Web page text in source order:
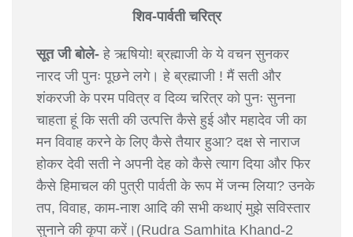
शिव-पार्वती चरित्र
सूत जी बोले- हे ऋषियो! ब्रह्माजी के ये वचन सुनकर
नारद जी पुनः पूछने लगे। हे ब्रह्माजी ! मैं सती और
शंकरजी के परम पवित्र व दिव्य चरित्र को पुनः सुनना
चाहता हूं कि सती की उत्पत्ति कैसे हुई और महादेव जी का
मन विवाह करने के लिए कैसे तैयार हुआ? दक्ष से नाराज
होकर देवी सती ने अपनी देह को कैसे त्याग दिया और फिर
कैसे हिमाचल की पुत्री पार्वती के रूप में जन्म लिया? उनके
तप, विवाह, काम-नाश आदि की सभी कथाएं मुझे सविस्तार
सुनाने की कृपा करें।(Rudra Samhita Khand-2